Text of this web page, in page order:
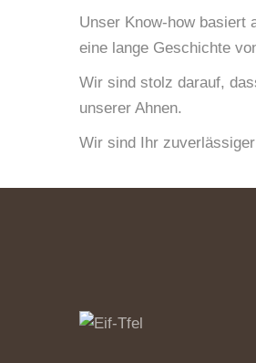
Unser Know-how basiert
eine lange Geschichte
Wir sind stolz darauf,
unserer Ahnen.
Wir sind Ihr